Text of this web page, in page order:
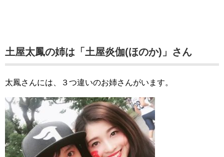
土屋太鳳の姉は「土屋炎伽(ほのか)」さん
太鳳さんには、３つ違いのお姉さんがいます。